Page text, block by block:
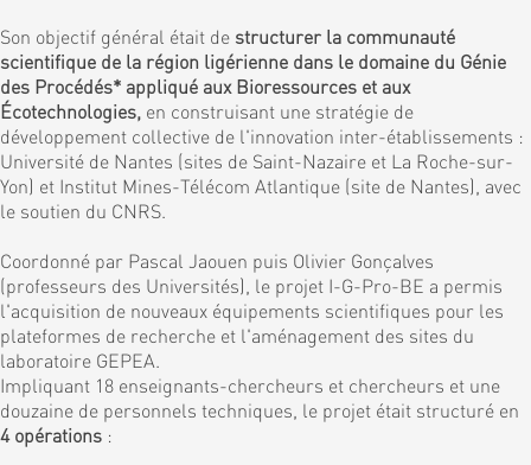
Son objectif général était de structurer la communauté
scientifique de la région ligérienne dans le domaine du Génie
des Procédés* appliqué aux Bioressources et aux
Écotechnologies, en construisant une stratégie de
développement collective de l'innovation inter-établissements :
Université de Nantes (sites de Saint-Nazaire et La Roche-sur-
Yon) et Institut Mines-Télécom Atlantique (site de Nantes), avec
le soutien du CNRS.
Coordonné par Pascal Jaouen puis Olivier Gonçalves
(professeurs des Universités), le projet I-G-Pro-BE a permis
l'acquisition de nouveaux équipements scientifiques pour les
plateformes de recherche et l'aménagement des sites du
laboratoire GEPEA.
Impliquant 18 enseignants-chercheurs et chercheurs et une
douzaine de personnels techniques, le projet était structuré en
4 opérations :